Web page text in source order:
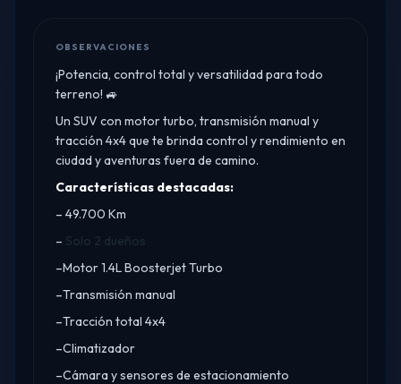
OBSERVACIONES
¡Potencia, control total y versatilidad para todo
terreno! 🚙
Un SUV con motor turbo, transmisión manual y
tracción 4x4 que te brinda control y rendimiento en
ciudad y aventuras fuera de camino.
Características destacadas:
– 49.700 Km
– Solo 2 dueños
–Motor 1.4L Boosterjet Turbo
–Transmisión manual
–Tracción total 4x4
–Climatizador
–Cámara y sensores de estacionamiento